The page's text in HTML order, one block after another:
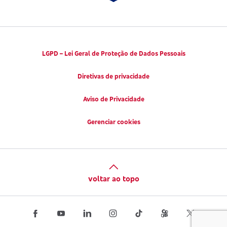
LGPD – Lei Geral de Proteção de Dados Pessoais
Diretivas de privacidade
Aviso de Privacidade
Gerenciar cookies
voltar ao topo